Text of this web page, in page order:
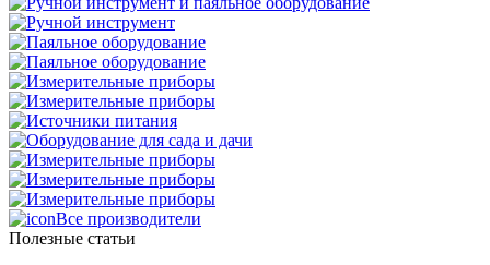
Все производители
Полезные статьи